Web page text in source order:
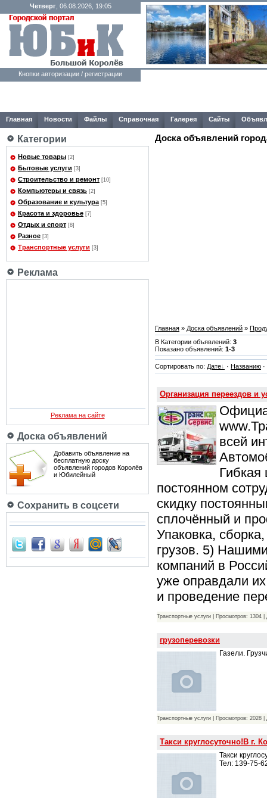
Четверг, 06.08.2026, 19:05
Кнопки авторизации / регистрации
Главная Новости Файлы Справочная Галерея Сайты
Категории
Новые товары [2]
Бытовые услуги [3]
Строительство и ремонт [10]
Компьютеры и связь [2]
Образование и культура [5]
Красота и здоровье [7]
Отдых и спорт [8]
Разное [3]
Транспортные услуги [3]
Реклама
Реклама на сайте
Доска объявлений
Добавить объявление на
бесплатную доску
объявлений городов Королёв
и Юбилейный
Сохранить в соцсети
Доска объявлений
Главная » Доска объявлений »
В Категории объявлений: 3
Показано объявлений: 1-3
Сортировать по: Дате · Названию ·
Организация переездов и
всей
Гибкая
постоянном
скидку
сплочённый и
Упаковка,
грузов. 5)
компаний в
уже оправдали
и проведение
Транспортные услуги | Просмотров: 1304
грузоперевозки
Газели.
Транспортные услуги | Просмотров: 2028
Такси круглосуточно!В г.
Такси
Тел: 139-75-